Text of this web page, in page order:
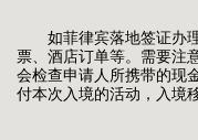
如菲律宾落地签证办理
票、酒店订单等。需要注
会检查申请人所携带的现
付本次入境的活动，入境